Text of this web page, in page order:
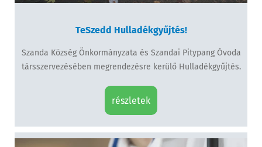
TeSzedd Hulladékgyűjtés!
Szanda Község Önkormányzata és Szandai Pitypang Óvoda
társszervezésében megrendezésre kerülő Hulladékgyűjtés.
részletek